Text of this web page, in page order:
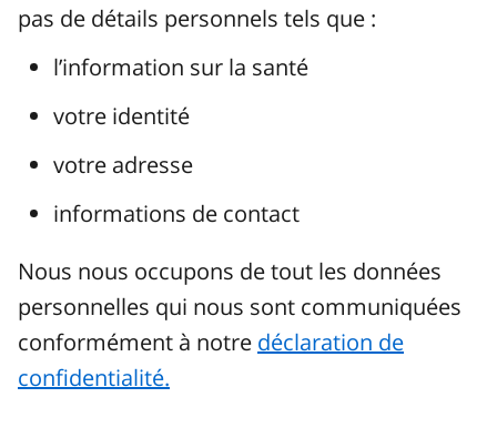
pas de détails personnels tels que :
l’information sur la santé
votre identité
votre adresse
informations de contact
Nous nous occupons de tout les données
personnelles qui nous sont communiquées
conformément à notre déclaration de
confidentialité.